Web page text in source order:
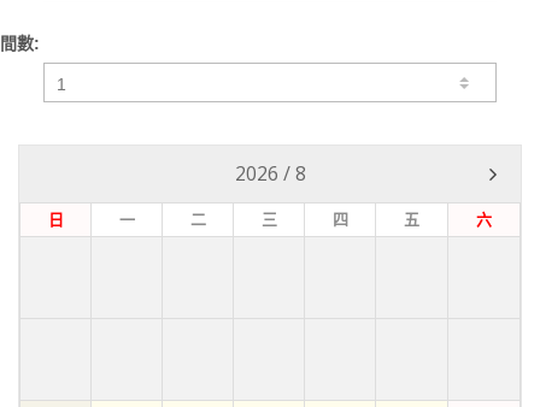
間數:
2026 /8
日 一 二 三 四 五 六